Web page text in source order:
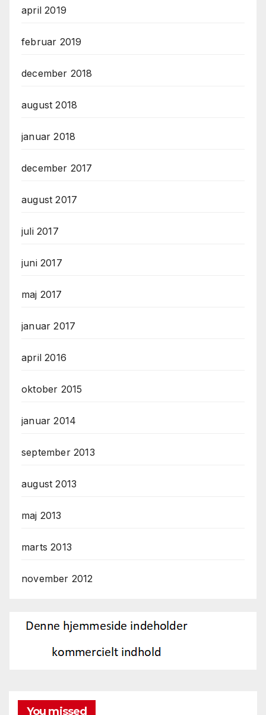
april 2019
februar 2019
december 2018
august 2018
januar 2018
december 2017
august 2017
juli 2017
juni 2017
maj 2017
januar 2017
april 2016
oktober 2015
januar 2014
september 2013
august 2013
maj 2013
marts 2013
november 2012
You missed